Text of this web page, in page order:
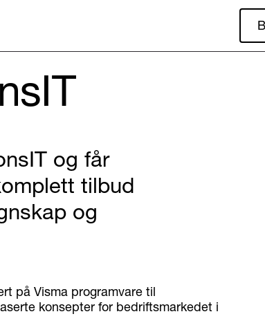
og får
tilbud
og
på Visma programvare til
konsepter for bedriftsmarkedet i